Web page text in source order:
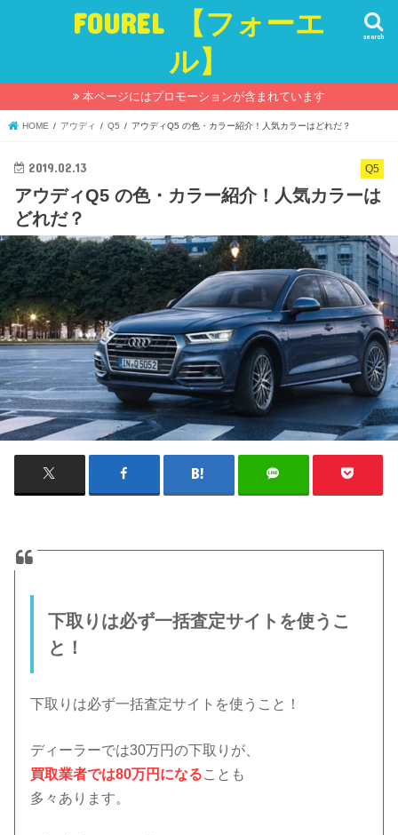
FOUREL 【フォーエ
ル】
search
本ページにはプロモーションが含まれています
HOME アウディ Q5 アウディQ5 の色・カラー紹介！人気カラーはどれだ？
Q5
2019.02.13
アウディQ5 の色・カラー紹介！人気カラーは
どれだ？
下取りは必ず一括査定サイトを使うこ
と！
下取りは必ず一括査定サイトを使うこと！
ディーラーでは30万円の下取りが、
買取業者では80万円になることも
多々あります。